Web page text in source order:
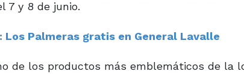
7 y 8 de junio.
Los Palmeras gratis en General Lavalle
de los productos más emblemáticos de la